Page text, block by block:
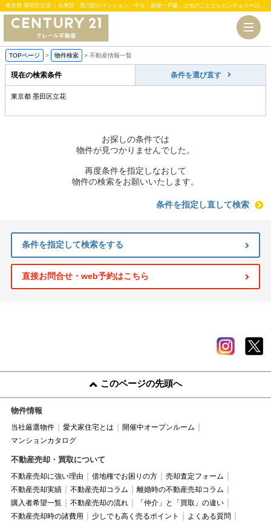
東京都 墨田区立花 ｜台東区・荒川区のマンション、中古・新築一戸建、土地のことならセンチュリー21クレール不動産
TOPページ > 物件検索 > 不動産情報一覧
現在の検索条件 条件を選び直す
東京都 墨田区立花
お探しの条件では
物件が見つかりませんでした。
再度条件を指定しなおして
物件の検索をお願いいたします。
条件を指定し直して検索
条件を指定して検索をする
直接お問合せ・web予約はこちら
このページの先頭へ
物件情報
当社厳選物件 愛犬家住宅とは
開催中オープンルーム
マンションカタログ
不動産売却・買取について
不動産売却に強い理由 借地権でお困りの方
売却査定フォーム
不動産売却実績
不動産売却コラム
離婚時の不動産売却コラム
購入者希望一覧
不動産売却の流れ
「仲介」と「買取」の違い
不動産売却時の諸費用
少しでも高く売るポイント
よくある質問